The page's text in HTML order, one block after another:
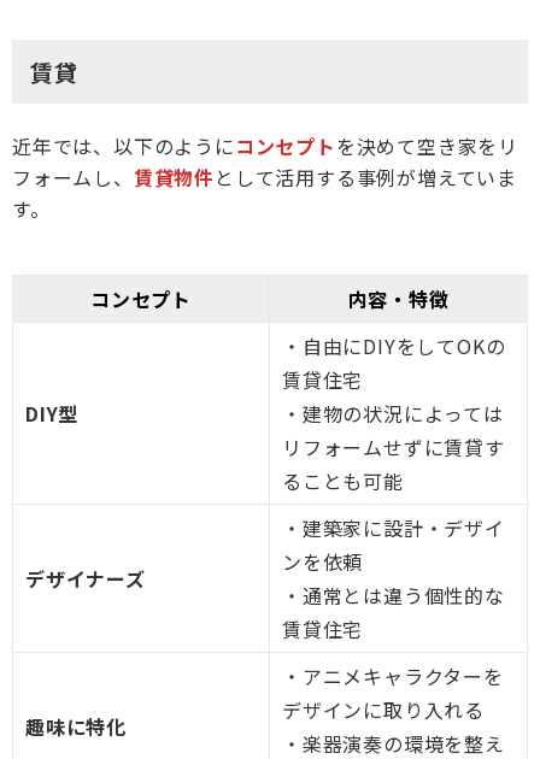
賃貸
近年では、以下のようにコンセプトを決めて空き家をリ
フォームし、 賃貸物件 として活用する事例が増えていま
す。
コンセプト 内容・特徴
DIY型
・自由にDIYをしてOKの
賃貸住宅
・建物の状況によっては
リフォームせずに賃貸す
ることも可能
デザイナーズ
・建築家に設計・デザイ
ンを依頼
・通常とは違う個性的な
賃貸住宅
趣味に特化
・アニメキャラクターを
デザインに取り入れる
・楽器演奏の環境を整え